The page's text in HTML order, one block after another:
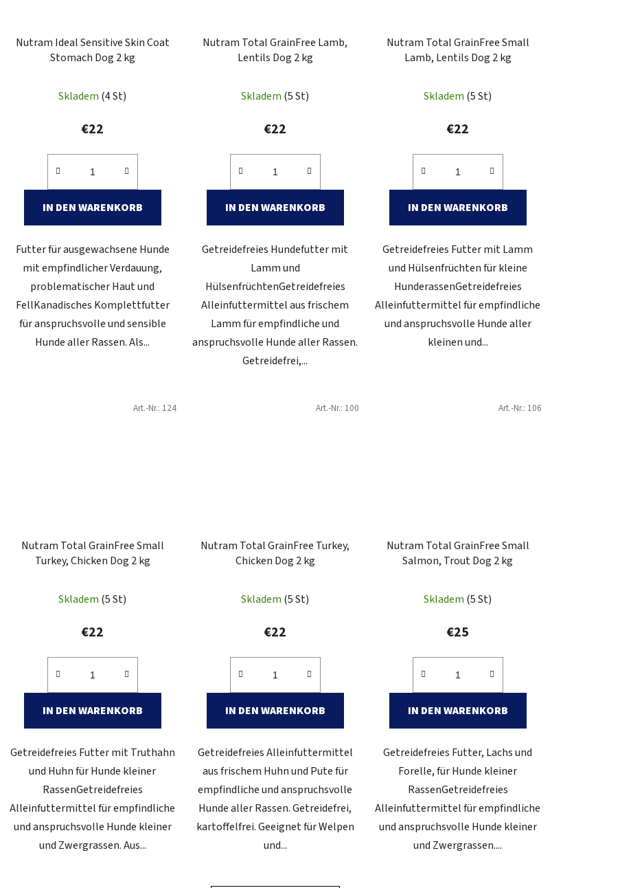
Nutram Ideal Sensitive Skin Coat
Stomach Dog 2 kg
Skladem (4 St)
€22
IN DEN WARENKORB
Futter für ausgewachsene Hunde
mit empfindlicher Verdauung,
problematischer Haut und
FellKanadisches Komplettfutter
für anspruchsvolle und sensible
Hunde aller Rassen. Als...
Nutram Total GrainFree Lamb,
Lentils Dog 2 kg
Skladem (5 St)
€22
IN DEN WARENKORB
Getreidefreies Hundefutter mit
Lamm und
HülsenfrüchtenGetreidefreies
Alleinfuttermittel aus frischem
Lamm für empfindliche und
anspruchsvolle Hunde aller Rassen.
Getreidefrei,...
Nutram Total GrainFree Small
Lamb, Lentils Dog 2 kg
Skladem (5 St)
€22
IN DEN WARENKORB
Getreidefreies Futter mit Lamm
und Hülsenfrüchten für kleine
HunderassenGetreidefreies
Alleinfuttermittel für empfindliche
und anspruchsvolle Hunde aller
kleinen und...
Nutram Total GrainFree Small
Turkey, Chicken Dog 2 kg
Skladem (5 St)
€22
IN DEN WARENKORB
Getreidefreies Futter mit Truthahn
und Huhn für Hunde kleiner
RassenGetreidefreies
Alleinfuttermittel für empfindliche
und anspruchsvolle Hunde kleiner
und Zwergrassen. Aus...
Art.-Nr.: 124
Nutram Total GrainFree Turkey,
Chicken Dog 2 kg
Skladem (5 St)
€22
IN DEN WARENKORB
Getreidefreies Alleinfuttermittel
aus frischem Huhn und Pute für
empfindliche und anspruchsvolle
Hunde aller Rassen. Getreidefrei,
kartoffelfrei. Geeignet für Welpen
und...
Art.-Nr.: 100
Nutram Total GrainFree Small
Salmon, Trout Dog 2 kg
Skladem (5 St)
€25
IN DEN WARENKORB
Getreidefreies Futter, Lachs und
Forelle, für Hunde kleiner
RassenGetreidefreies
Alleinfuttermittel für empfindliche
und anspruchsvolle Hunde kleiner
und Zwergrassen....
Art.-Nr.: 106